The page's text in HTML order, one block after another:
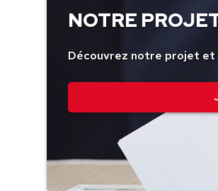
NOTRE
Découvrez notre projet et